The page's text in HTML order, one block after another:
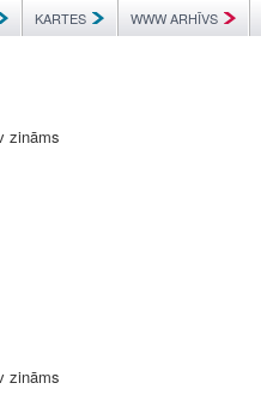
KARTES WWW ARHĪVS
zināms
zināms